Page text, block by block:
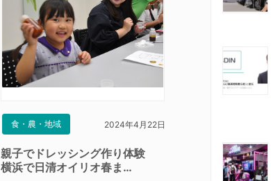
食・農・地域 2024年4月22日
親子でドレッシング作り体験
横浜で日清オイリオ春ま…